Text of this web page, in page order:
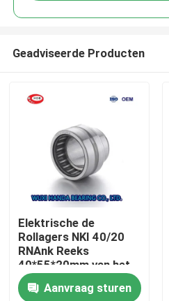
Huis
Geadviseerde Producten
Elektrische de
Rollagers NKI 40/20
RNAnk Reeks
40*55*20mm van het
Autostaal van Na NKI
Aanvraag sturen